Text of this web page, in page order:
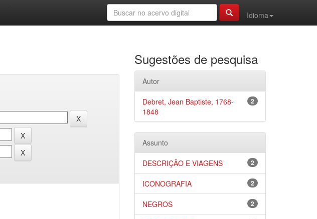
Idioma
Sugestões de pesquisa
Autor
2
Debret, Jean Baptiste, 1768-
1848
Assunto
2
DESCRIÇÃO E VIAGENS
2
ICONOGRAFIA
2
NEGROS